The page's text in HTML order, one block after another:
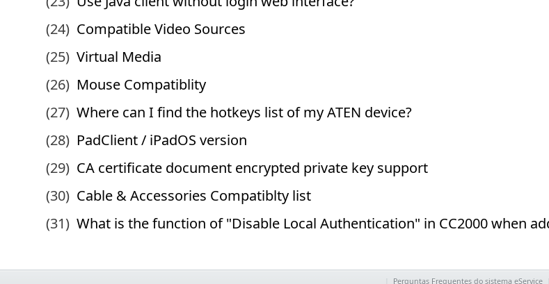
Perguntas Frequentes do sistema eService|